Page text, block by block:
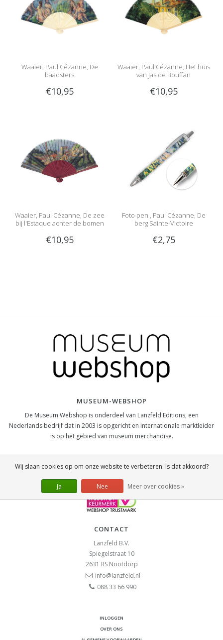
Waaier, Paul Cézanne, De
baadsters
€10,95
Waaier, Paul Cézanne, Het huis
van Jas de Bouffan
€10,95
Waaier, Paul Cézanne, De zee
bij l'Estaque achter de bomen
€10,95
Foto pen , Paul Cézanne, De
berg Sainte-Victoire
€2,75
MUSEUM-WEBSHOP
De Museum Webshop is onderdeel van Lanzfeld Editions, een
Nederlands bedrijf dat in 2003 is opgericht en internationale marktleider
is op het gebied van museum merchandise.
CONTACT
Lanzfeld B.V.
Spiegelstraat 10
2631 RS Nootdorp
info@lanzfeld.nl
088 33 66 990
INLOGGEN
OVER ONS
Wij slaan cookies op om onze website te verbeteren. Is dat akkoord?
Ja Nee Meer over cookies »